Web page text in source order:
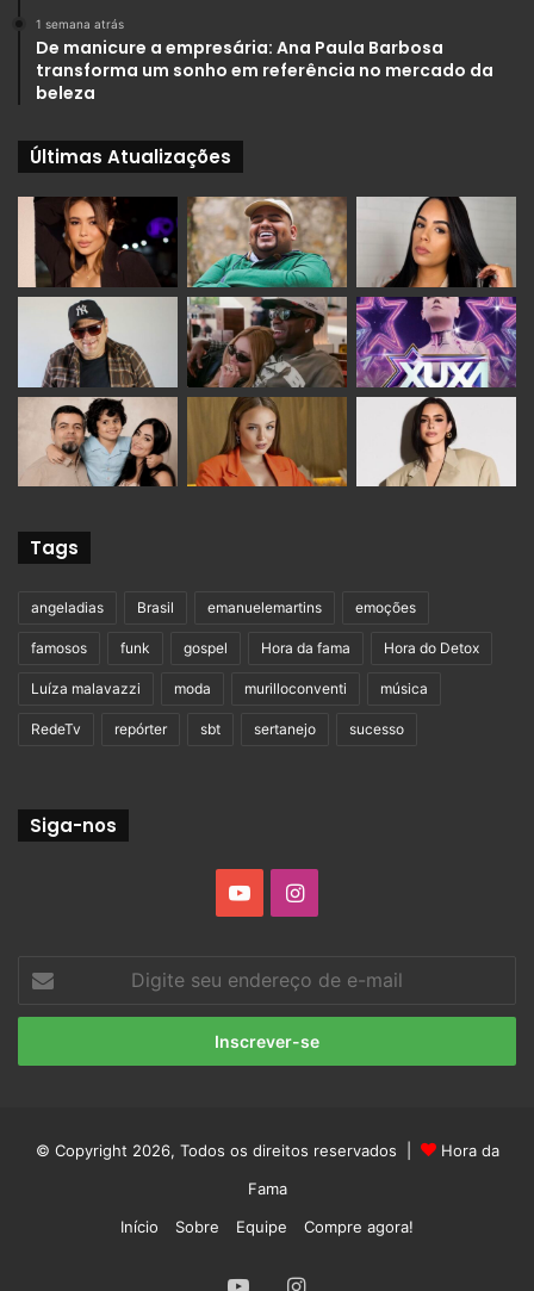
1 semana atrás
De manicure a empresária: Ana Paula Barbosa
transforma um sonho em referência no mercado da
beleza
Últimas Atualizações
Tags
angeladias Brasil emanuelemartins emoções
famosos funk gospel Hora da fama Hora do Detox
Luíza malavazzi moda murilloconventi música
RedeTv repórter sbt sertanejo sucesso
Siga-nos
YouTubeInstagram
seu
endereço
e-
© Copyright 2026, Todos os direitos reservados |
Hora da
Fama
Início
Sobre Equipe Compre agora!
YouTubeInstagram